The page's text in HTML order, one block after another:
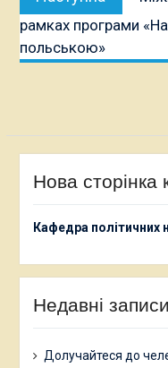
рамках програми
польською»
Нова сторінка
Кафедра політичних
Недавні записи
Долучайтеся до